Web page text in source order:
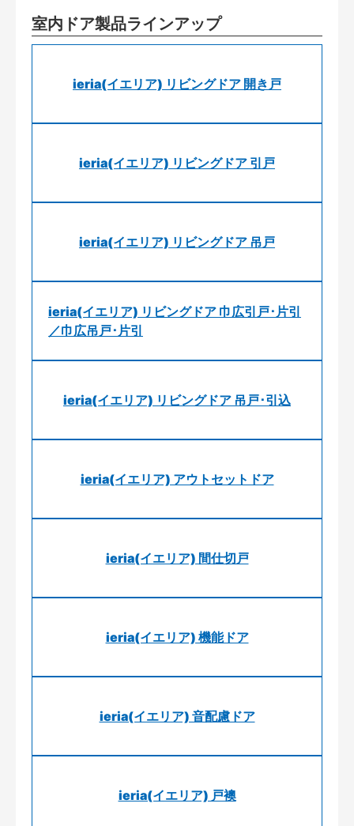
室内ドア製品ラインアップ
ieria(イエリア) リビングドア 開き戸
ieria(イエリア) リビングドア 引戸
ieria(イエリア) リビングドア 吊戸
ieria(イエリア) リビングドア 巾広引戸･片引
／巾広吊戸･片引
ieria(イエリア) リビングドア 吊戸･引込
ieria(イエリア) アウトセットドア
ieria(イエリア) 間仕切戸
ieria(イエリア) 機能ドア
ieria(イエリア) 音配慮ドア
ieria(イエリア) 戸襖